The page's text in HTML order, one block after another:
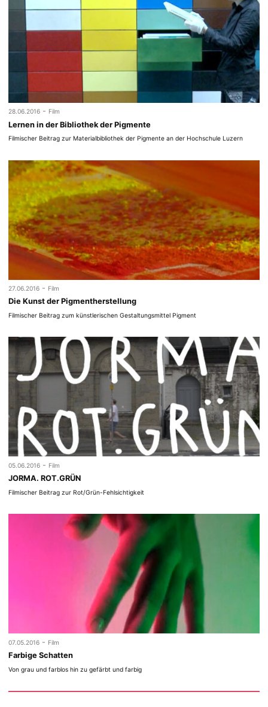
28.06.2016 - Film
Lernen in der Bibliothek der Pigmente
Filmischer Beitrag zur Materialbibliothek der Pigmente an der Hochschule Luzern
27.06.2016 - Film
Die Kunst der Pigmentherstellung
Filmischer Beitrag zum künstlerischen Gestaltungsmittel Pigment
05.06.2016 - Film
JORMA. ROT.GRÜN
Filmischer Beitrag zur Rot/Grün-Fehlsichtigkeit
07.05.2016 - Film
Farbige Schatten
Von grau und farblos hin zu gefärbt und farbig